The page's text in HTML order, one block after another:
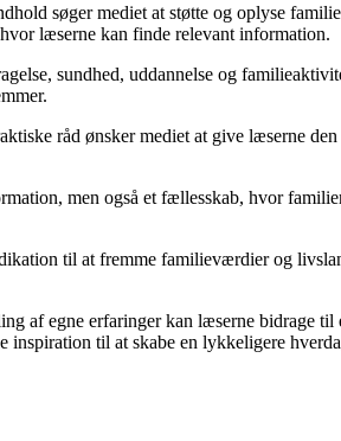
søger mediet at støtte og oplyse
læserne kan finde relevant information.
sundhed, uddannelse og
råd ønsker mediet at give læserne
men også et fællesskab, hvor
til at fremme familieværdier og
af egne erfaringer kan læserne bidrage
til at skabe en lykkeligere